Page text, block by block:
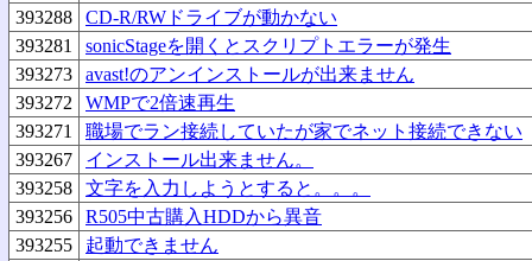
393288
CD-R/RWドライブが動かない
393281
sonicStageを開くとスクリプトエラーが発生
393273
avast!のアンインストールが出来ません
393272
WMPで2倍速再生
393271
職場でラン接続していたが家でネット接続できない
393267
インストール出来ません。
393258
文字を入力しようとすると。。。
393256
R505中古購入HDDから異音
393255
起動できません